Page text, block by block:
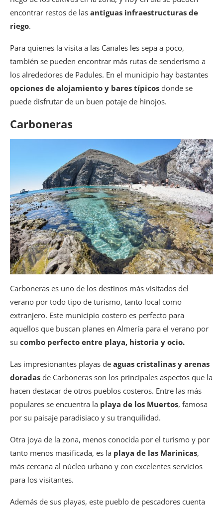
encontrar restos de las antiguas infraestructuras de
riego.
Para quienes la visita a las Canales les sepa a poco,
también se pueden encontrar más rutas de senderismo a
los alrededores de Padules. En el municipio hay bastantes
opciones de alojamiento y bares típicos donde se
puede disfrutar de un buen potaje de hinojos.
Carboneras
Carboneras es uno de los destinos más visitados del
verano por todo tipo de turismo, tanto local como
extranjero. Este municipio costero es perfecto para
aquellos que buscan planes en Almería para el verano por
su combo perfecto entre playa, historia y ocio.
Las impresionantes playas de aguas cristalinas y arenas
doradas de Carboneras son los principales aspectos que la
hacen destacar de otros pueblos costeros. Entre las más
populares se encuentra la playa de los Muertos, famosa
por su paisaje paradisiaco y su tranquilidad.
Otra joya de la zona, menos conocida por el turismo y por
tanto menos masificada, es la playa de las Marinicas,
más cercana al núcleo urbano y con excelentes servicios
para los visitantes.
Además de sus playas, este pueblo de pescadores cuenta